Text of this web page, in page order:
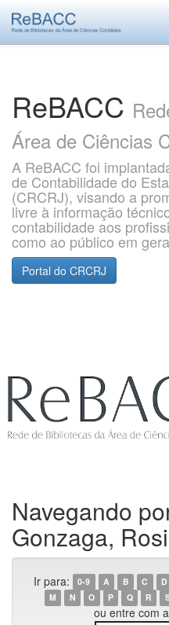
ReBACC
Área de Ciências
A ReBACC foi
de Contabilidade do
(CRCRJ), visando a
livre à informação
contabilidade aos
como ao público em
Portal do CRCRJ
Navegando
Gonzaga,
Ir para: 0-9 A B C D
M
N O P Q R
ou entre com